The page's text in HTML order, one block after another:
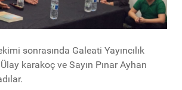
sonrasında Galeati Yayıncılık
karakoç ve Sayın Pınar Ayhan